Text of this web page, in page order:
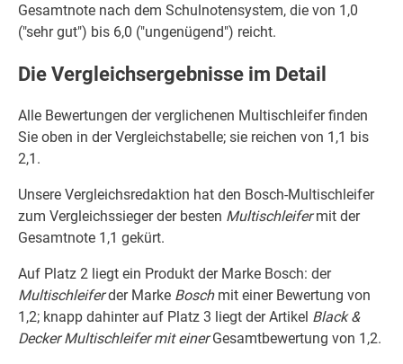
Gesamtnote nach dem Schulnotensystem, die von 1,0
("sehr gut") bis 6,0 ("ungenügend") reicht.
Die Vergleichsergebnisse im Detail
Alle Bewertungen der verglichenen Multischleifer finden
Sie oben in der Vergleichstabelle; sie reichen von 1,1 bis
2,1.
Unsere Vergleichsredaktion hat den Bosch-Multischleifer
zum Vergleichssieger der besten Multischleifermit der
Gesamtnote 1,1 gekürt.
Auf Platz 2 liegt ein Produkt der Marke Bosch: der
Multischleiferder Marke Bosch mit einer Bewertung von
1,2; knapp dahinter auf Platz 3 liegt der Artikel Black &
Decker Multischleifer mit einerGesamtbewertung von 1,2.